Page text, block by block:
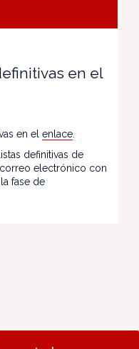
en el
en el enlace
definitivas de
electrónico con
fase de